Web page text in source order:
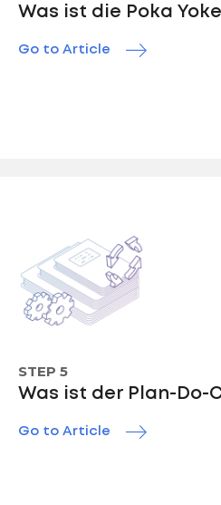
Was ist die Poka
Go to Article
STEP 5
Was ist der Plan-Do-
Go to Article